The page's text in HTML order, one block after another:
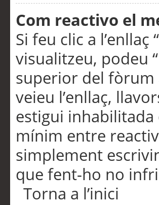
Com reactivo el
Si feu clic a
visualitzeu, podeu
superior del fòrum
veieu l’enllaç,
estigui
mínim entre
simplement
que fent-ho no
Torna a l’inici